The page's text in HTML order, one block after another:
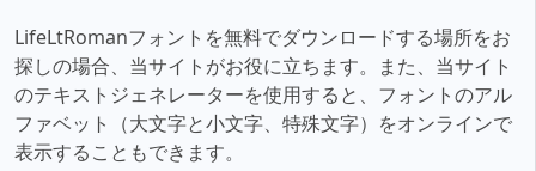
LifeLtRomanフォントを無料でダウンロードする場所をお
探しの場合、当サイトがお役に立ちます。また、当サイト
のテキストジェネレーターを使用すると、フォントのアル
ファベット（大文字と小文字、特殊文字）をオンラインで
表示することもできます。